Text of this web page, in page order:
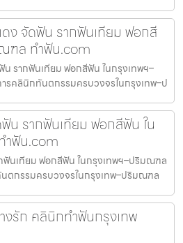
ง จัดฟัน รากฟันเทียม ฟอกสี
ฑล ทำฟัน.com
รากฟันเทียม ฟอกสีฟัน ในกรุงเทพฯ–
คลินิกทันตกรรมครบวงจรในกรุงเทพ–ป
น รากฟันเทียม ฟอกสีฟัน ใน
ฟัน.com
นเทียม ฟอกสีฟัน ในกรุงเทพฯ–ปริมณฑล
กรรมครบวงจรในกรุงเทพ–ปริมณฑล
งรัก คลินิกทำฟันกรุงเทพ